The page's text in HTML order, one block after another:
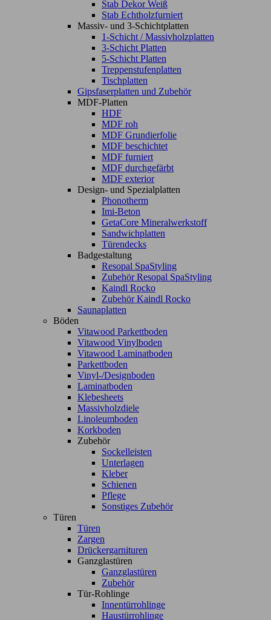
Stab Dekor Weiß
Stab Echtholzfurniert
Massiv- und 3-Schichtplatten
1-Schicht / Massivholzplatten
3-Schicht Platten
5-Schicht Platten
Treppenstufenplatten
Tischplatten
Gipsfaserplatten und Zubehör
MDF-Platten
HDF
MDF roh
MDF Grundierfolie
MDF beschichtet
MDF furniert
MDF durchgefärbt
MDF exterior
Design- und Spezialplatten
Phonotherm
Imi-Beton
GetaCore Mineralwerkstoff
Sandwichplatten
Türendecks
Badgestaltung
Resopal SpaStyling
Zubehör Resopal SpaStyling
Kaindl Rocko
Zubehör Kaindl Rocko
Saunaplatten
Böden
Vitawood Parkettboden
Vitawood Vinylboden
Vitawood Laminatboden
Parkettboden
Vinyl-/Designboden
Laminatboden
Klebesheets
Massivholzdiele
Linoleumboden
Korkboden
Zubehör
Sockelleisten
Unterlagen
Kleber
Schienen
Pflege
Sonstiges Zubehör
Türen
Türen
Zargen
Drückergarnituren
Ganzglastüren
Ganzglastüren
Zubehör
Tür-Rohlinge
Innentürrohlinge
Haustürrohlinge